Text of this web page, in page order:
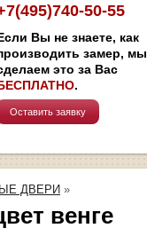
50-55
Вы не знаете, как
замер, мы
это за Вас
.
Оставить заявку
ДВЕРИ »
венге